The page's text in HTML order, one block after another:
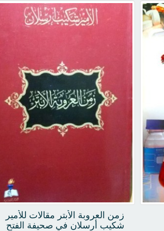
في فنون مصطلح الحديث
زمن العروبة الأبتر مقالات للأمير
شكيب أرسلان في صحيفة الفتح